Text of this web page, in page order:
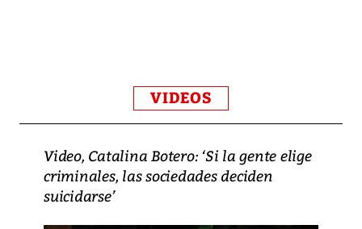
VIDEOS
Video, Catalina Botero: ‘Si la gente elige
criminales, las sociedades deciden
suicidarse’